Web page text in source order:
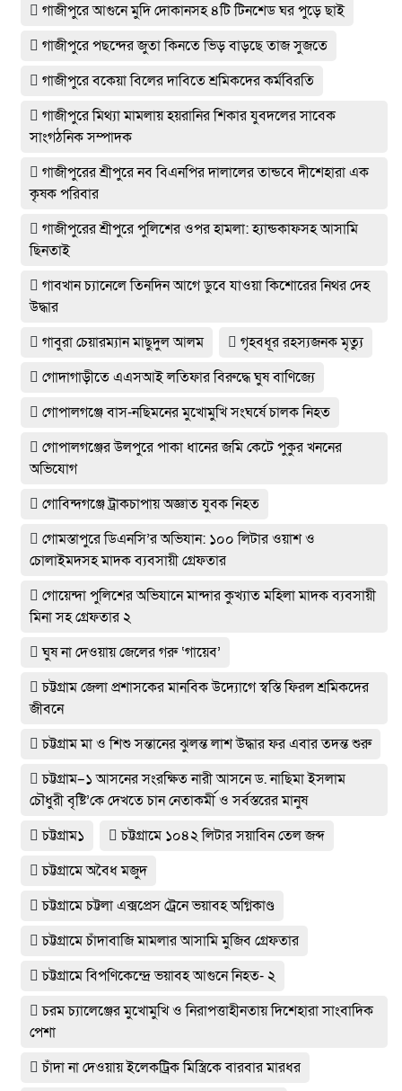
গাজীপুরে আগুনে মুদি দোকানসহ ৪টি টিনশেড ঘর পুড়ে ছাই
গাজীপুরে পছন্দের জুতা কিনতে ভিড় বাড়ছে তাজ সুজতে
গাজীপুরে বকেয়া বিলের দাবিতে শ্রমিকদের কর্মবিরতি
গাজীপুরে মিথ্যা মামলায় হয়রানির শিকার যুবদলের সাবেক
সাংগঠনিক সম্পাদক
গাজীপুরের শ্রীপুরে নব বিএনপির দালালের তান্ডবে দীশেহারা এক
কৃষক পরিবার
গাজীপুরের শ্রীপুরে পুলিশের ওপর হামলা: হ্যান্ডকাফসহ আসামি
ছিনতাই
গাবখান চ্যানেলে তিনদিন আগে ডুবে যাওয়া কিশোরের নিথর দেহ
উদ্ধার
গাবুরা চেয়ারম্যান মাছুদুল আলম
গৃহবধূর রহস্যজনক মৃত্যু
গোদাগাড়ীতে এএসআই লতিফার বিরুদ্ধে ঘুষ বাণিজ্যে
গোপালগঞ্জে বাস-নছিমনের মুখোমুখি সংঘর্ষে চালক নিহত
গোপালগঞ্জের উলপুরে পাকা ধানের জমি কেটে পুকুর খননের
অভিযোগ
গোবিন্দগঞ্জে ট্রাকচাপায় অজ্ঞাত যুবক নিহত
গোমস্তাপুরে ডিএনসি’র অভিযান: ১০০ লিটার ওয়াশ ও
চোলাইমদসহ মাদক ব্যবসায়ী গ্রেফতার
গোয়েন্দা পুলিশের অভিযানে মান্দার কুখ্যাত মহিলা মাদক ব্যবসায়ী
মিনা সহ গ্রেফতার ২
ঘুষ না দেওয়ায় জেলের গরু ‘গায়েব’
চট্টগ্রাম জেলা প্রশাসকের মানবিক উদ্যোগে স্বস্তি ফিরল শ্রমিকদের
জীবনে
চট্টগ্রাম মা ও শিশু সন্তানের ঝুলন্ত লাশ উদ্ধার ফর এবার তদন্ত শুরু
চট্টগ্রাম–১ আসনের সংরক্ষিত নারী আসনে ড. নাছিমা ইসলাম
চৌধুরী বৃষ্টি’কে দেখতে চান নেতাকর্মী ও সর্বস্তরের মানুষ
চট্টগ্রাম১
চট্টগ্রামে ১০৪২ লিটার সয়াবিন তেল জব্দ
চট্টগ্রামে অবৈধ মজুদ
চট্টগ্রামে চট্টলা এক্সপ্রেস ট্রেনে ভয়াবহ অগ্নিকাণ্ড
চট্টগ্রামে চাঁদাবাজি মামলার আসামি মুজিব গ্রেফতার
চট্টগ্রামে বিপণিকেন্দ্রে ভয়াবহ আগুনে নিহত- ২
চরম চ্যালেঞ্জের মুখোমুখি ও নিরাপত্তাহীনতায় দিশেহারা সাংবাদিক
পেশা
চাঁদা না দেওয়ায় ইলেকট্রিক মিস্ত্রিকে বারবার মারধর